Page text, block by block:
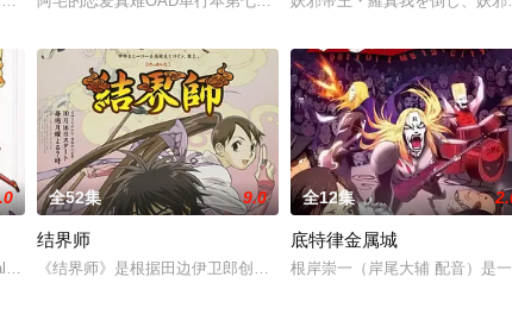
《PRISM ARK》所改编的同名TV动画将于10月7日24时30分开始放
全52集 9.0
结界师
《结界师》是根据田边伊卫郎创作的妖怪漫画改编而来的同名动画
全12集
底特律金属城
根岸崇一（岸尾大辅 配音）是